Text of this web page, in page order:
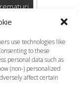
use technologies like
to these
personal data such as
(non-) personalized
affect certain
oggi la